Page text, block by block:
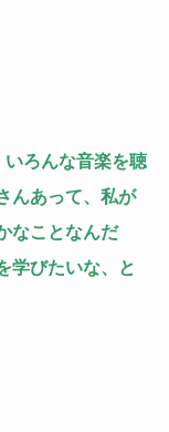
いろんな音楽を聴
んあって、私が
なことなんだ
学びたいな、と